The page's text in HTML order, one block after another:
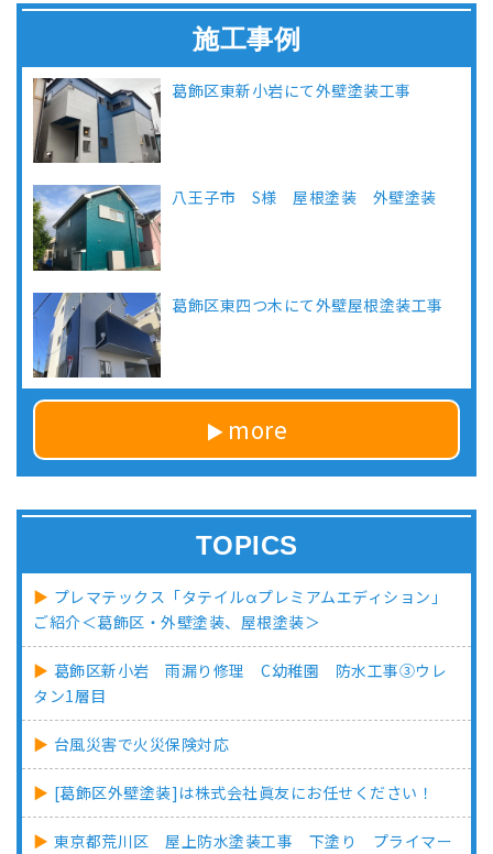
施工事例
葛飾区東新小岩にて外壁塗装工事
八王子市 S様 屋根塗装 外壁塗装
葛飾区東四つ木にて外壁屋根塗装工事
more
TOPICS
プレマテックス「タテイルαプレミアムエディション」
ご紹介＜葛飾区・外壁塗装、屋根塗装＞
葛飾区新小岩 雨漏り修理 C幼稚園 防水工事③ウレ
タン1層目
台風災害で火災保険対応
[葛飾区外壁塗装]は株式会社眞友にお任せください！
東京都荒川区 屋上防水塗装工事 下塗り プライマー